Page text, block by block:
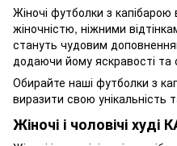
Жіночі футболки з капібарою
жіночністю, ніжними
стануть чудовим
додаючи йому яскравості та
Обирайте наші футболки з
виразити свою
Жіночі і чоловічі худі